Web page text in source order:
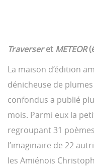
Traverseret METEOR
La maison d’édition
dénicheuse de
confondus a publié
mois. Parmi eux la
regroupant 31
l’imaginaire de 22
les Amiénois